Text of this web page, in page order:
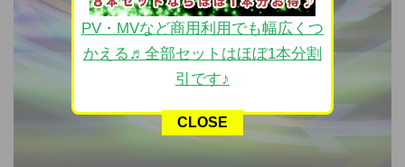
PV・MVなど商用利用でも幅広くつ
かえる♬全部セットはほぼ1本分割
引です♪
CLOSE